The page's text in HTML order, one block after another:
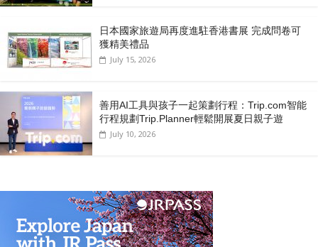
日本國家旅遊局再度進駐香港書展 完成問卷可
獲精美禮品
July 15, 2026
善用AI工具與孩子一起策劃行程：Trip.com智能
行程規劃Trip.Planner輕鬆開展夏日親子遊
July 10, 2026